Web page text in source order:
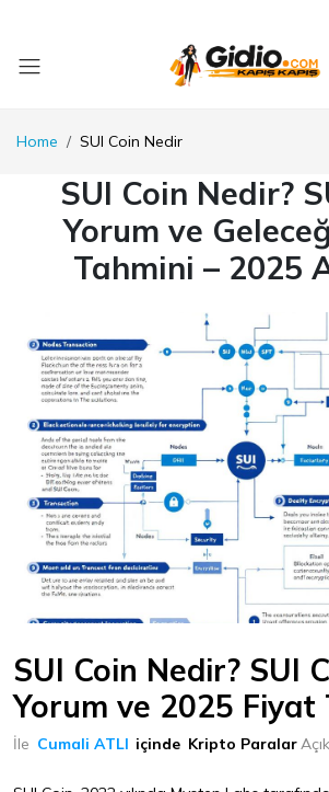
Home SUI Coin Nedir
SUI Coin Nedir?
Yorum ve
Tahmini – 2025
SUI Coin Nedir? SUI
Yorum ve 2025 Fiyat
İle Cumali ATLI içinde Kripto ParalarAçık